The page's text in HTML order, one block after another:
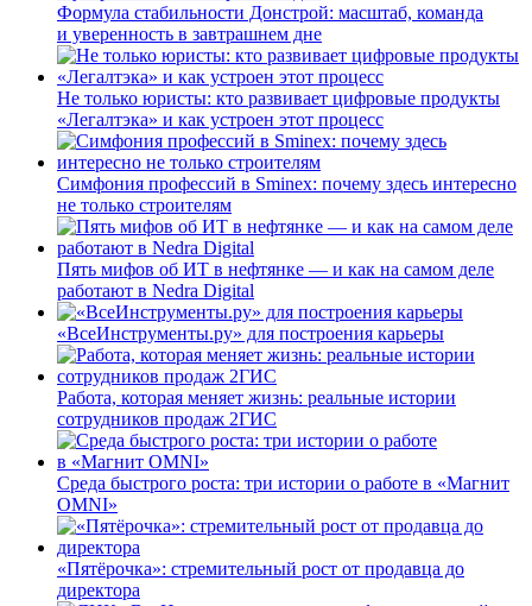
Формула стабильности Донстрой: масштаб, команда
и уверенность в завтрашнем дне
Не только юристы: кто развивает цифровые продукты
«Легалтэка» и как устроен этот процесс
Симфония профессий в Sminex: почему здесь интересно
не только строителям
Пять мифов об ИТ в нефтянке — и как на самом деле
работают в Nedra Digital
«ВсеИнструменты.ру» для построения карьеры
Работа, которая меняет жизнь: реальные истории
сотрудников продаж 2ГИС
Среда быстрого роста: три истории о работе в «Магнит
OMNI»
«Пятёрочка»: стремительный рост от продавца до
директора